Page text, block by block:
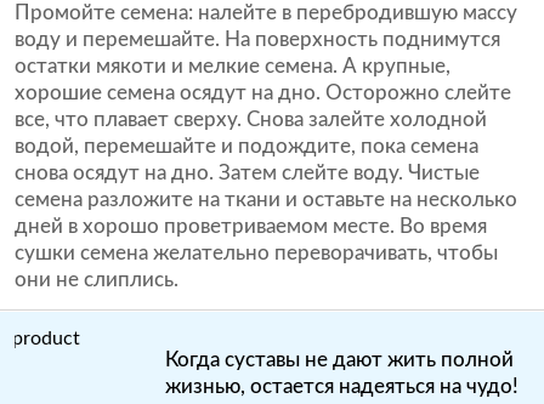
Промойте семена: налейте в перебродившую массу
воду и перемешайте. На поверхность поднимутся
остатки мякоти и мелкие семена. А крупные,
хорошие семена осядут на дно. Осторожно слейте
все, что плавает сверху. Снова залейте холодной
водой, перемешайте и подождите, пока семена
снова осядут на дно. Затем слейте воду. Чистые
семена разложите на ткани и оставьте на несколько
дней в хорошо проветриваемом месте. Во время
сушки семена желательно переворачивать, чтобы
они не слиплись.
Когда суставы не дают жить полной
жизнью, остается надеяться на чудо!